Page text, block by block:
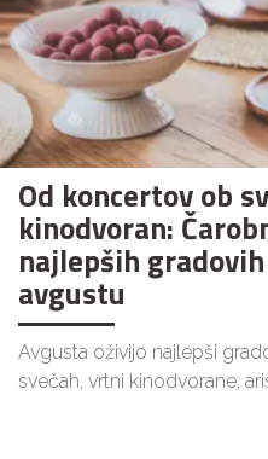
Od koncertov ob
kinodvoran:
najlepših
avgustu
Avgusta oživijo najlepši
svečah, vrtni kinodvorane,